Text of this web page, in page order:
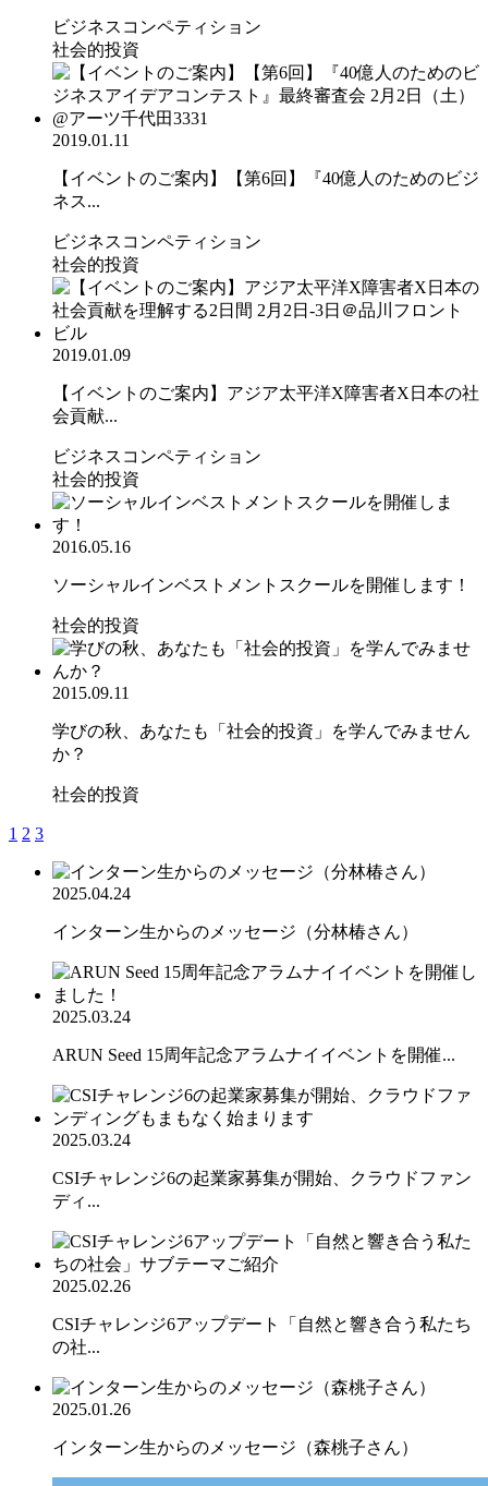
ビジネスコンペティション
社会的投資
2019.01.11
【イベントのご案内】【第6回】『40億人のためのビジ
ネス...
ビジネスコンペティション
社会的投資
2019.01.09
【イベントのご案内】アジア太平洋X障害者X日本の社
会貢献...
ビジネスコンペティション
社会的投資
2016.05.16
ソーシャルインベストメントスクールを開催します！
社会的投資
2015.09.11
学びの秋、あなたも「社会的投資」を学んでみません
か？
社会的投資
1 2 3
2025.04.24
インターン生からのメッセージ（分林椿さん）
2025.03.24
ARUN Seed 15周年記念アラムナイイベントを開催...
2025.03.24
CSIチャレンジ6の起業家募集が開始、クラウドファン
ディ...
2025.02.26
CSIチャレンジ6アップデート「自然と響き合う私たち
の社...
2025.01.26
インターン生からのメッセージ（森桃子さん）